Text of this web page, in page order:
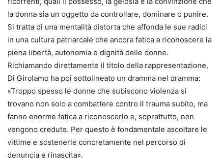
la donna sia un oggetto da controllare, dominare o punire.
Si tratta di una mentalità distorta che affonda le sue radici
in una cultura patriarcale che ancora fatica a riconoscere la
piena libertà, autonomia e dignità delle donne.
Richiamando direttamente il titolo della rappresentazione,
Di Girolamo ha poi sottolineato un dramma nel dramma:
«Troppo spesso le donne che subiscono violenza si
trovano non solo a combattere contro il trauma subito, ma
fanno enorme fatica a riconoscerlo e, soprattutto, non
vengono credute. Per questo è fondamentale ascoltare le
vittime e sostenerle concretamente nel percorso di
denuncia e rinascita».